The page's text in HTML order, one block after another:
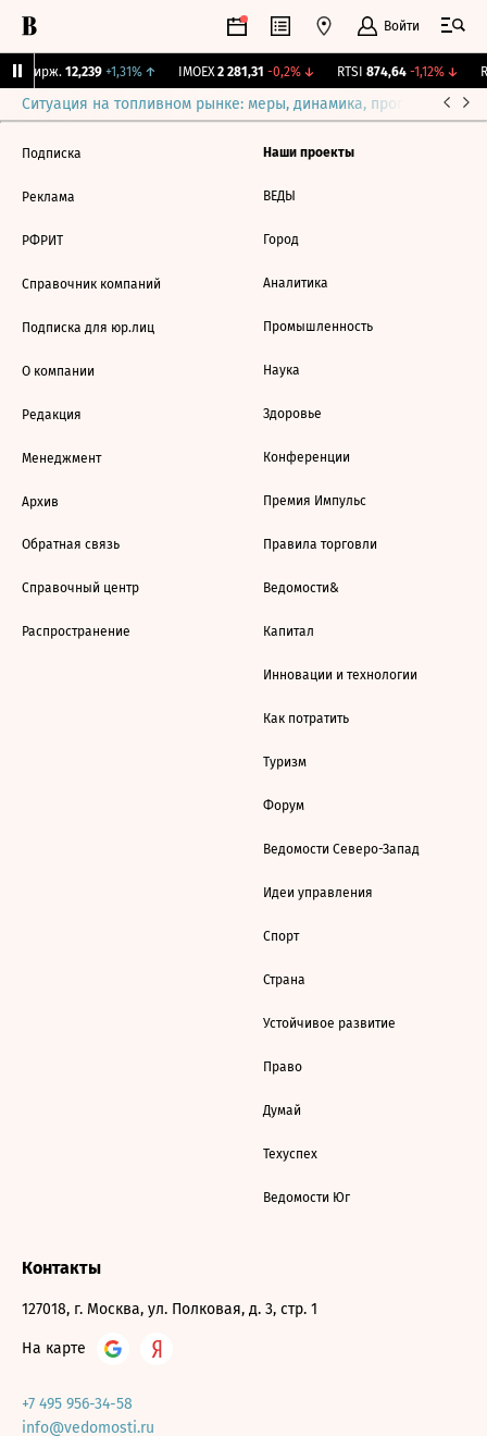
Войти
Бирж. 12,239 +1,31%↑ IMOEX 2 281,31 -0,2%↓ RTSI 874,64 -1,12%↓
Ситуация на топливном рынке: меры, динамика, прогнозы
Подписка
Реклама
РФРИТ
Справочник компаний
Подписка для юр.лиц
О компании
Редакция
Менеджмент
Архив
Обратная связь
Справочный центр
Распространение
Наши проекты
ВЕДЫ
Город
Аналитика
Промышленность
Наука
Здоровье
Конференции
Премия Импульс
Правила торговли
Ведомости&
Капитал
Инновации и технологии
Как потратить
Туризм
Форум
Ведомости Северо-Запад
Идеи управления
Спорт
Страна
Устойчивое развитие
Право
Думай
Техуспех
Ведомости Юг
Контакты
127018, г. Москва, ул. Полковая, д. 3, стр. 1
На карте
+7 495 956-34-58
info@vedomosti.ru